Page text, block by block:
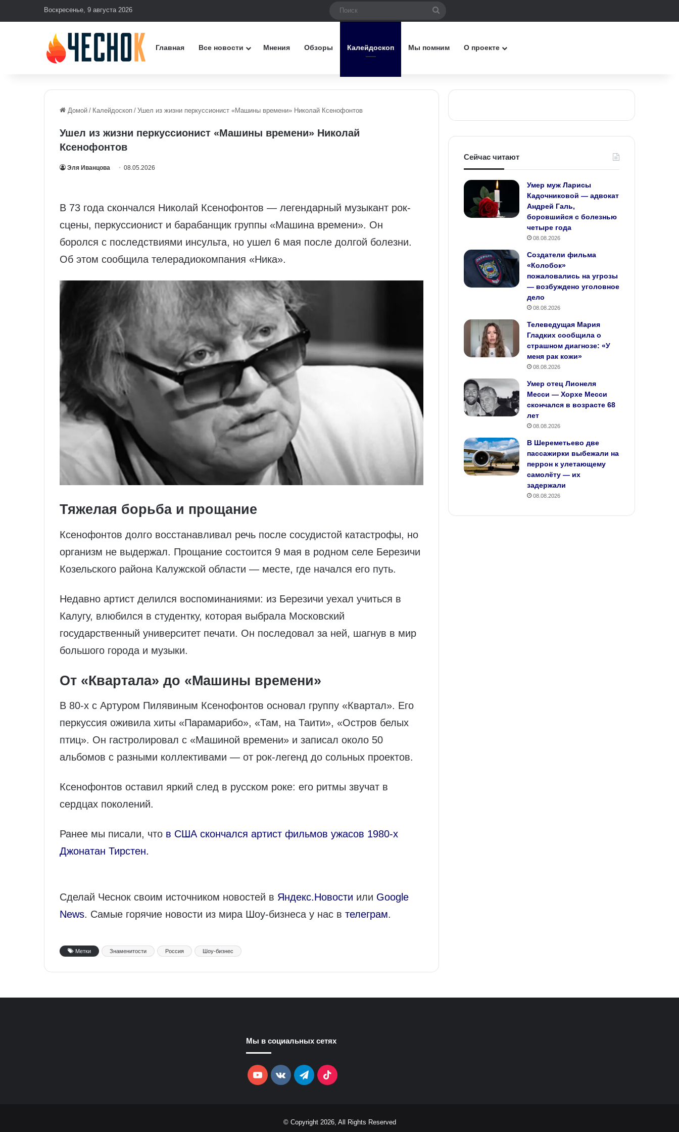
Воскресенье, 9 августа 2026
Главная Все новости Мнения Обзоры Калейдоскоп Мы помним О проекте
Домой / Калейдоскоп / Ушел из жизни перкуссионист «Машины времени» Николай Ксенофонтов
Ушел из жизни перкуссионист «Машины времени» Николай
Ксенофонтов
Эля Иванцова 08.05.2026
В 73 года скончался Николай Ксенофонтов — легендарный музыкант рок-
сцены, перкуссионист и барабанщик группы «Машина времени». Он
боролся с последствиями инсульта, но ушел 6 мая после долгой болезни.
Об этом сообщила телерадиокомпания «Ника».
Тяжелая борьба и прощание
Ксенофонтов долго восстанавливал речь после сосудистой катастрофы, но
организм не выдержал. Прощание состоится 9 мая в родном селе Березичи
Козельского района Калужской области — месте, где начался его путь.
Недавно артист делился воспоминаниями: из Березичи уехал учиться в
Калугу, влюбился в студентку, которая выбрала Московский
государственный университет печати. Он последовал за ней, шагнув в мир
большого города и музыки.
От «Квартала» до «Машины времени»
В 80-х с Артуром Пилявиным Ксенофонтов основал группу «Квартал». Его
перкуссия оживила хиты «Парамарибо», «Там, на Таити», «Остров белых
птиц». Он гастролировал с «Машиной времени» и записал около 50
альбомов с разными коллективами — от рок-легенд до сольных проектов.
Ксенофонтов оставил яркий след в русском роке: его ритмы звучат в
сердцах поколений.
Ранее мы писали, что в США скончался артист фильмов ужасов 1980-х
Джонатан Тирстен.
Сделай Чеснок своим источником новостей в Яндекс.Новости или Google
News. Самые горячие новости из мира Шоу-бизнеса у нас в телеграм.
Метки Знаменитости Россия Шоу-бизнес
Сейчас читают
Умер муж Ларисы
Кадочниковой — адвокат
Андрей Галь,
боровшийся с болезнью
четыре года
08.08.2026
Создатели фильма
«Колобок»
пожаловались на угрозы
— возбуждено уголовное
дело
08.08.2026
Телеведущая Мария
Гладких сообщила о
страшном диагнозе: «У
меня рак кожи»
08.08.2026
Умер отец Лионеля
Месси — Хорхе Месси
скончался в возрасте 68
лет
08.08.2026
В Шереметьево две
пассажирки выбежали на
перрон к улетающему
самолёту — их
задержали
08.08.2026
Мы в социальных сетях
YouTubevk.comTelegramTikTok
© Copyright 2026, All Rights Reserved